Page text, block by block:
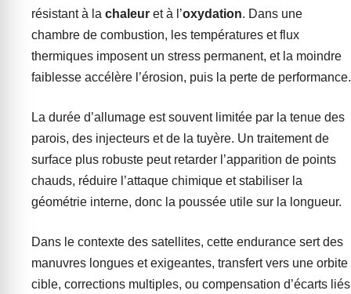
résistant à la chaleur et à l’oxydation. Dans une
chambre de combustion, les températures et flux
thermiques imposent un stress permanent, et la moindre
faiblesse accélère l’érosion, puis la perte de performance.
La durée d’allumage est souvent limitée par la tenue des
parois, des injecteurs et de la tuyère. Un traitement de
surface plus robuste peut retarder l’apparition de points
chauds, réduire l’attaque chimique et stabiliser la
géométrie interne, donc la poussée utile sur la longueur.
Dans le contexte des satellites, cette endurance sert des
manuvres longues et exigeantes, transfert vers une orbite
cible, corrections multiples, ou compensation d’écarts liés